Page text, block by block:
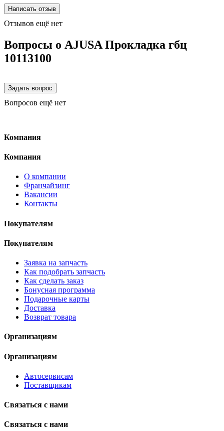
Отзывов ещё нет
Вопросы о AJUSA Прокладка гбц
10113100
Вопросов ещё нет
Компания
Компания
О компании
Франчайзинг
Вакансии
Контакты
Покупателям
Покупателям
Заявка на запчасть
Как подобрать запчасть
Как сделать заказ
Бонусная программа
Подарочные карты
Доставка
Возврат товара
Организациям
Организациям
Автосервисам
Поставщикам
Связаться с нами
Связаться с нами